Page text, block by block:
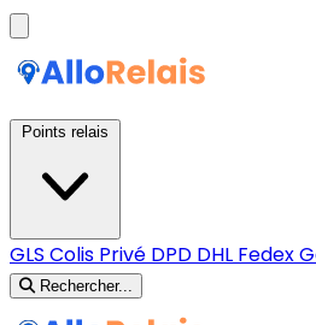
GLS Colis Privé DPD DHL Fedex
Rechercher...